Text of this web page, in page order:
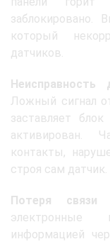
который
датчиков.
Ложный сигнал
заставляет
активирован.
контакты,
строя сам датчик.
Потеря связи
электронные
информацией